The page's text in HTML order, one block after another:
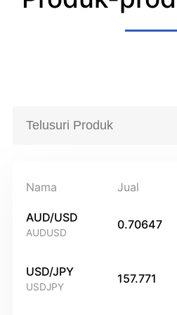
Nama Jual
AUD/USD
AUDUSD
0.70647
USD/JPY
USDJPY
157.771